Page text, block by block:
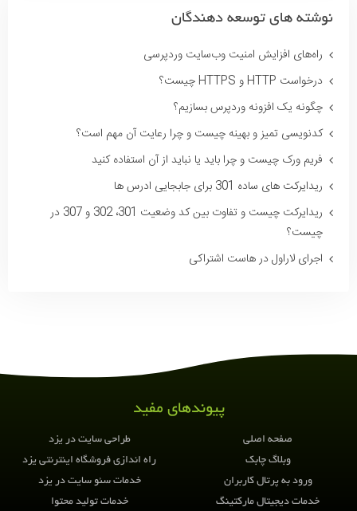
نوشته های توسعه دهندگان
راه‌های افزایش امنیت وب‌سایت وردپرسی
درخواست HTTP و HTTPS چیست؟
چگونه یک افزونه وردپرس بسازیم؟
کدنویسی تمیز و بهینه چیست و چرا رعایت آن مهم است؟
فریم ورک چیست و چرا باید یا نباید از آن استفاده کنید
ریدایرکت های ساده 301 برای جابجایی ادرس ها
ریدایرکت چیست و تفاوت بین کد وضعیت 301، 302 و 307 در
چیست؟
اجرای لاراول در هاست اشتراکی
پیوندهای مفید
صفحه اصلی
وبلاگ چابک
ورود به پرتال کاربران
خدمات دیجیتال مارکتینگ
طراحی سایت در یزد
راه اندازی فروشگاه اینترنتی یزد
خدمات سئو سایت در یزد
خدمات تولید محتوا